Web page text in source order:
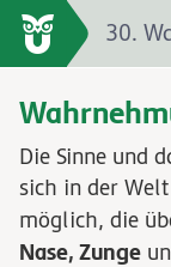
Die Sinne und
sich in der
möglich, die
Nase, Zunge
30.